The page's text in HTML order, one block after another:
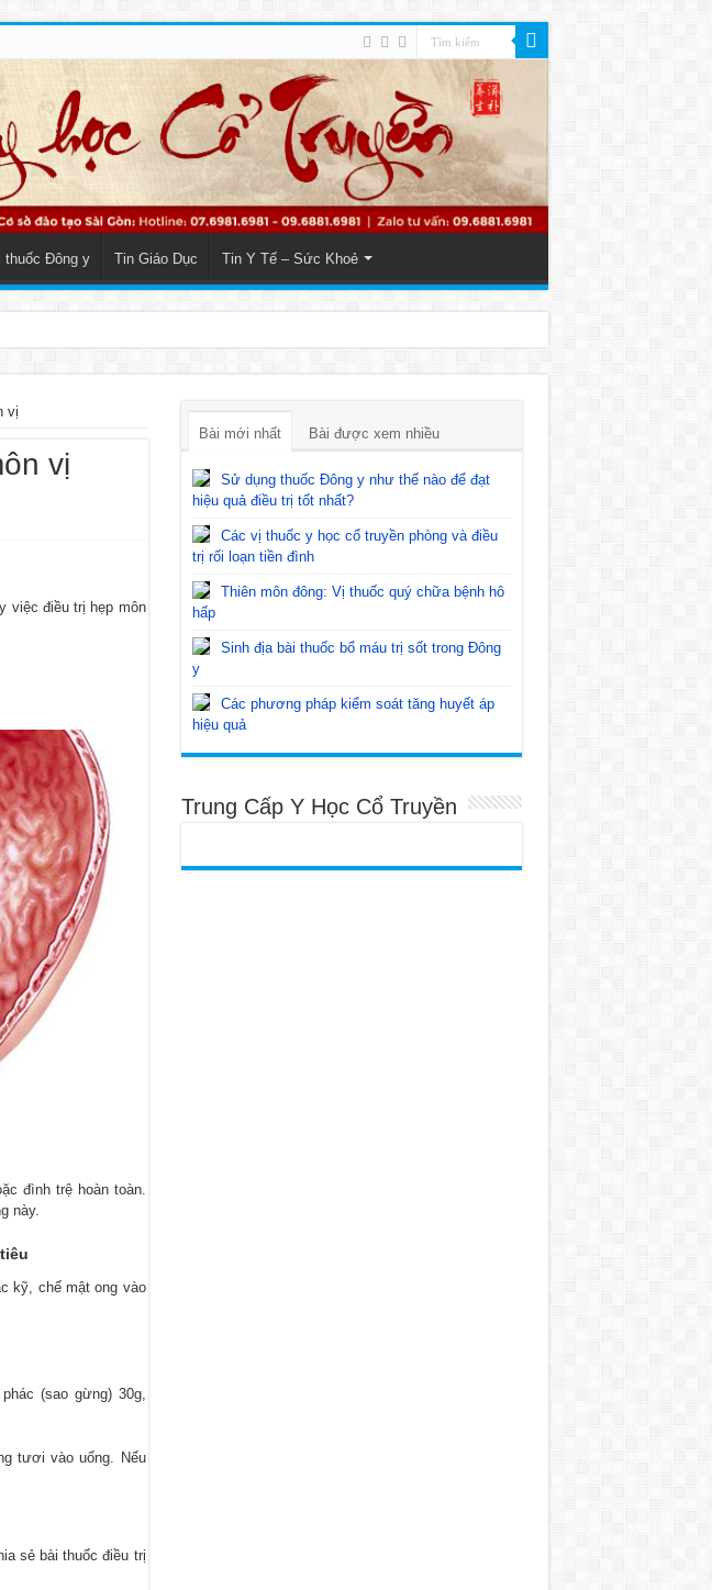
thuốc Đông y Tin Giáo Dục Tin Y Tế – Sức Khoẻ
vị
vị
việc điều trị hẹp môn
đình trệ hoàn toàn.
này.
kỹ, chế mật ong vào
(sao gừng) 30g,
tươi vào uống. Nếu
sẻ bài thuốc điều trị
Bài mới nhất Bài được xem nhiều
Sử dụng thuốc Đông y như thế nào để đạt
hiệu quả điều trị tốt nhất?
Các vị thuốc y học cổ truyền phòng và điều
trị rối loạn tiền đình
Thiên môn đông: Vị thuốc quý chữa bệnh hô
hấp
Sinh địa bài thuốc bổ máu trị sốt trong Đông
y
Các phương pháp kiểm soát tăng huyết áp
hiệu quả
Trung Cấp Y Học Cổ Truyền